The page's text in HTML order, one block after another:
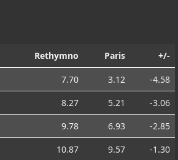
Rethymno Paris +/-
7.70 3.12
-4.58
8.27 5.21
-3.06
9.78 6.93
-2.85
10.87 9.57
-1.30